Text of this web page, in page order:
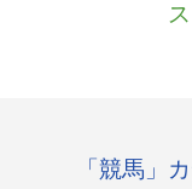
「競馬」